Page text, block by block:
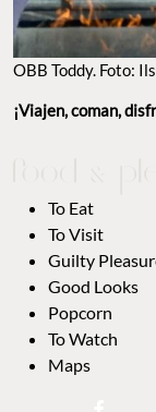
OBB Toddy. Foto:
¡Viajen, coman,
To Eat
To Visit
Guilty
Good Looks
Popcorn
To Watch
Maps